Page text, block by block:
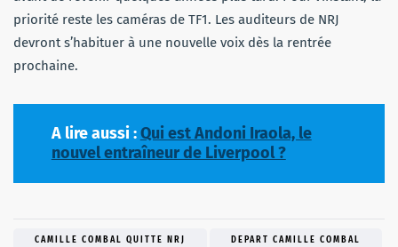
priorité reste les caméras de TF1. Les auditeurs de NRJ
devront s’habituer à une nouvelle voix dès la rentrée
prochaine.
A lire aussi :Qui est Andoni Iraola, le
nouvel entraîneur de Liverpool ?
CAMILLE COMBAL QUITTE NRJ DEPART CAMILLE COMBAL